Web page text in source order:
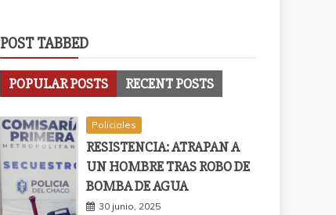
POST TABBED
POPULAR POSTS RECENT POSTS
Policiales
RESISTENCIA: ATRAPAN A
UN HOMBRE TRAS ROBO DE
BOMBA DE AGUA
30 junio, 2025